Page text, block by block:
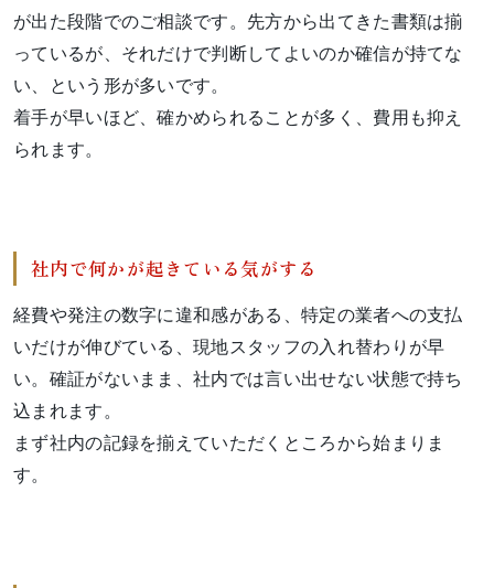
が出た段階でのご相談です。先方から出てきた書類は揃
っているが、それだけで判断してよいのか確信が持てな
い、という形が多いです。
着手が早いほど、確かめられることが多く、費用も抑え
られます。
社内で何かが起きている気がする
経費や発注の数字に違和感がある、特定の業者への支払
いだけが伸びている、現地スタッフの入れ替わりが早
い。確証がないまま、社内では言い出せない状態で持ち
込まれます。
まず社内の記録を揃えていただくところから始まりま
す。